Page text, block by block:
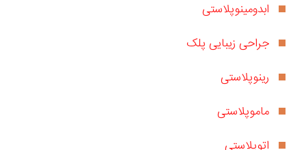
ابدومینوپلاستی
جراحی زیبایی پلک
رینوپلاستی
ماموپلاستی
اتوپلاستی